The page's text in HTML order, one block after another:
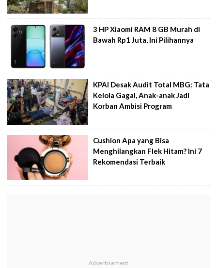
3 HP Xiaomi RAM 8 GB Murah di
Bawah Rp1 Juta, Ini Pilihannya
KPAI Desak Audit Total MBG: Tata
Kelola Gagal, Anak-anak Jadi
Korban Ambisi Program
Cushion Apa yang Bisa
Menghilangkan Flek Hitam? Ini 7
Rekomendasi Terbaik